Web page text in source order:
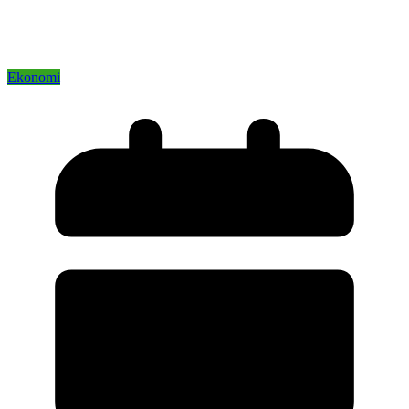
Ekonomi